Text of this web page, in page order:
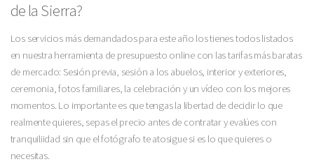
de la Sierra?
Los servicios más demandados para este año los tienes todos listados
en nuestra herramienta de presupuesto online con las tarifas más baratas
de mercado: Sesión previa, sesión a los abuelos, interior y exteriores,
ceremonia, fotos familiares, la celebración y un vídeo con los mejores
momentos. Lo importante es que tengas la libertad de decidir lo que
realmente quieres, sepas el precio antes de contratar y evalúes con
tranquiliidad sin que el fotógrafo te atosigue si es lo que quieres o
necesitas.